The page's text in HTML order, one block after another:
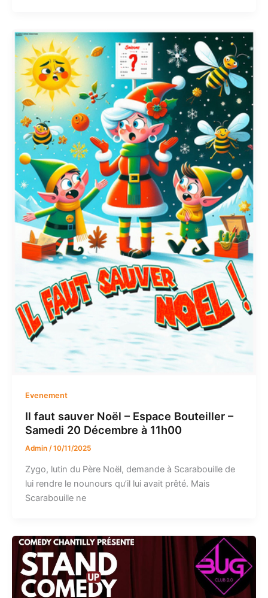
Evenement
Il faut sauver Noël – Espace Bouteiller –
Samedi 20 Décembre à 11h00
Admin /10/11/2025
Zygo, lutin du Père Noël, demande à Scarabouille de
lui rendre le nounours qu’il lui avait prêté. Mais
Scarabouille ne